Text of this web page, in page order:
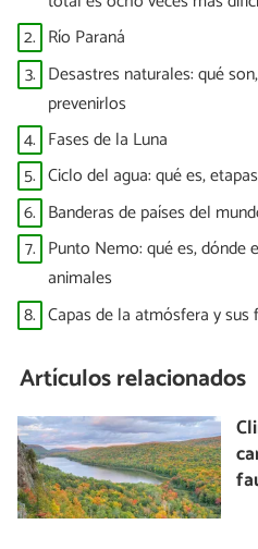
Mundial”
2. Río Paraná
3. Desastres naturales: qué
prevenirlos
4. Fases de la Luna
5. Ciclo del agua: qué es,
6. Banderas de países del
7. Punto Nemo: qué es, dónde
animales
8. Capas de la atmósfera y sus
Artículos relacionados